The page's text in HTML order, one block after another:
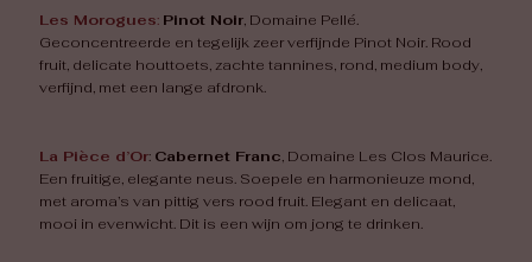
Les Morogues: Pinot Noir, Domaine Pellé.
Geconcentreerde en tegelijk zeer verfijnde Pinot Noir. Rood
fruit, delicate houttoets, zachte tannines, rond, medium body,
verfijnd, met een lange afdronk.
La Pièce d’Or: Cabernet Franc, Domaine Les Clos Maurice.
Een fruitige, elegante neus. Soepele en harmonieuze mond,
met aroma’s van pittig vers rood fruit. Elegant en delicaat,
mooi in evenwicht. Dit is een wijn om jong te drinken.